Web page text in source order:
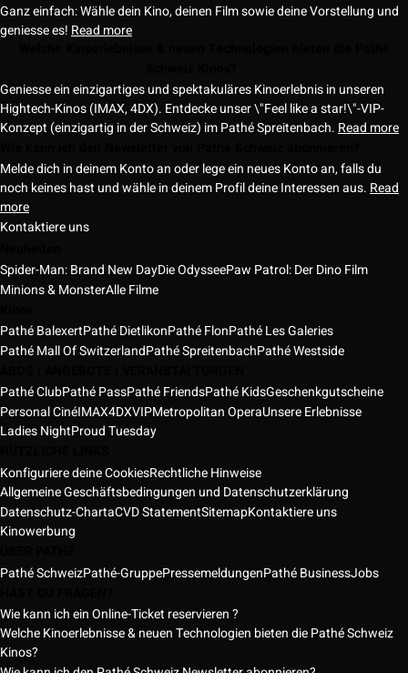
Ganz einfach: Wähle dein Kino, deinen Film sowie deine Vorstellung und
geniesse es! Read more
Geniesse ein einzigartiges und spektakuläres Kinoerlebnis in unseren
Hightech-Kinos (IMAX, 4DX). Entdecke unser \"Feel like a star!\"-VIP-
Konzept (einzigartig in der Schweiz) im Pathé Spreitenbach. Read more
Melde dich in deinem Konto an oder lege ein neues Konto an, falls du
noch keines hast und wähle in deinem Profil deine Interessen aus. Read
more
Kontaktiere uns
Spider-Man: Brand New DayDie OdysseePaw Patrol: Der Dino Film
Minions & MonsterAlle Filme
Pathé BalexertPathé DietlikonPathé FlonPathé Les Galeries
Pathé Mall Of SwitzerlandPathé SpreitenbachPathé Westside
Pathé ClubPathé PassPathé FriendsPathé KidsGeschenkgutscheine
Personal CinéIMAX4DXVIPMetropolitan OperaUnsere Erlebnisse
Ladies NightProud Tuesday
Konfiguriere deine CookiesRechtliche Hinweise
Allgemeine Geschäftsbedingungen und Datenschutzerklärung
Datenschutz-ChartaCVD StatementSitemapKontaktiere uns
Kinowerbung
Pathé SchweizPathé-GruppePressemeldungenPathé BusinessJobs
Wie kann ich ein Online-Ticket reservieren ?
Welche Kinoerlebnisse & neuen Technologien bieten die Pathé Schweiz
Kinos?